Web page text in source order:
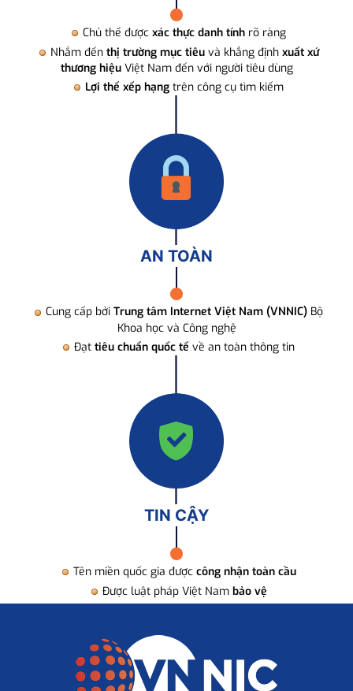
Chủ thể được xác thực danh tính rõ ràng
Nhắm đến thị trường mục tiêuvà khẳng định xuất xứ
thương hiệuViệt Nam đến với người tiêu dùng
Lợi thế xếp hạng trên công cụ tìm kiếm
AN TOÀN
Cung cấp bởi Trung tâm Internet Việt Nam (VNNIC) Bộ
Khoa học và Công nghệ
Đạt tiêu chuẩn quốc tế về an toàn thông tin
TIN CẬY
Tên miền quốc gia được công nhận toàn cầu
Được luật pháp Việt Nam bảo vệ